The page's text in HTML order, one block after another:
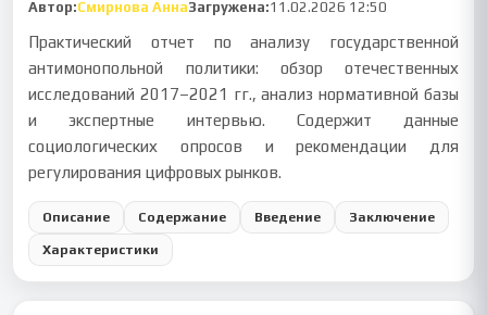
Автор:Смирнова АннаЗагружена:11.02.2026 12:50
Практический отчет по анализу государственной
антимонопольной политики: обзор отечественных
исследований 2017–2021 гг., анализ нормативной базы
и экспертные интервью. Содержит данные
социологических опросов и рекомендации для
регулирования цифровых рынков.
Описание Содержание Введение Заключение
Характеристики